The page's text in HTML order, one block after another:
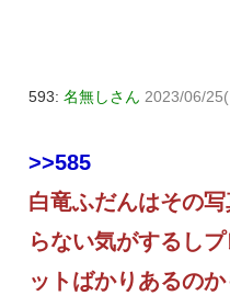
593: 名無しさん 2023/06/
>>585
白竜ふだんはその
らない気がするし
ットばかりあるの